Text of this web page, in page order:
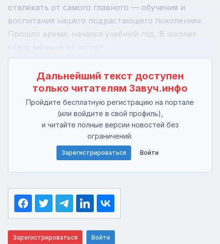
отвлекать от самого главного — обучения и
воспитания нашего подрастающего поколения».
Прошло время, начался учебный год. В школах
стало меньше отчетов?
Дальнейший текст доступен
только читателям Завуч.инфо
Пройдите бесплатную регистрацию на портале
(или войдите в свой профиль),
и читайте полные версии новостей без
ограничений.
Зарегистрироваться Войти
Зарегистрироваться Войти